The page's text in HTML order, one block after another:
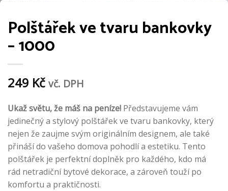
Polštářek ve tvaru bankovky
– 1000
249 Kč vč. DPH
Ukaž světu, že máš na peníze! Představujeme vám
jedinečný a stylový polštářek ve tvaru bankovky, který
nejen že zaujme svým originálním designem, ale také
přináší do vašeho domova pohodlí a estetiku. Tento
polštářek je perfektní doplněk pro každého, kdo má
rád netradiční bytové dekorace, a zároveň touží po
komfortu a praktičnosti.